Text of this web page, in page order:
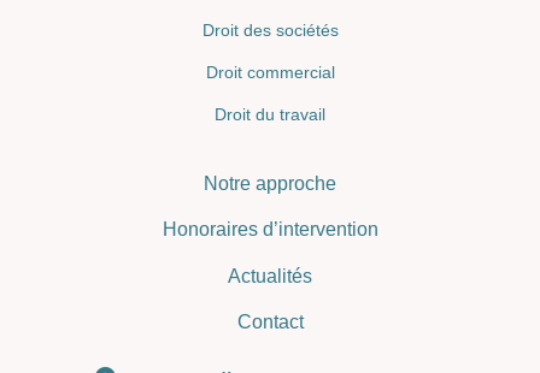
Droit des sociétés
Droit commercial
Droit du travail
Notre approche
Honoraires d’intervention
Actualités
Contact